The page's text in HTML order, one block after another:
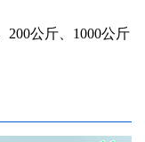
200公斤、1000公斤